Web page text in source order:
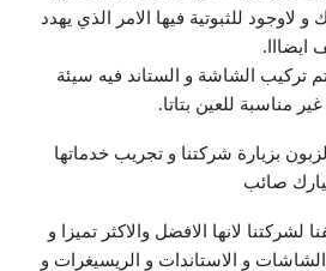
لاوجود للثبوتية فيها الامر الذي يهدد
ايضااا.
تركيب الشاشة و الستاند فيه سيئة
مناسبة للعين بتاتا.
بزيارة شركتنا و تجريب خدماتها
صائب
لشركتنا لانها الافضل والاكثر تميزا و
و الاستاندات و الريسيغرات و